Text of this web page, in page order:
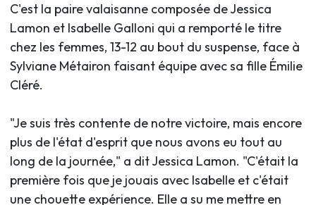
C'est la paire valaisanne composée de Jessica
Lamon et Isabelle Galloni qui a remporté le titre
chez les femmes, 13-12 au bout du suspense, face à
Sylviane Métairon faisant équipe avec sa fille Émilie
Cléré.
"Je suis très contente de notre victoire, mais encore
plus de l'état d'esprit que nous avons eu tout au
long de la journée," a dit Jessica Lamon. "C'était la
première fois que je jouais avec Isabelle et c'était
une chouette expérience. Elle a su me mettre en